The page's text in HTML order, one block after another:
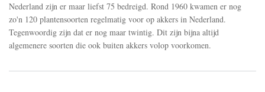
Nederland zijn er maar liefst 75 bedreigd. Rond 1960 kwamen er nog
zo'n 120 plantensoorten regelmatig voor op akkers in Nederland.
Tegenwoordig zijn dat er nog maar twintig. Dit zijn bijna altijd
algemenere soorten die ook buiten akkers volop voorkomen.